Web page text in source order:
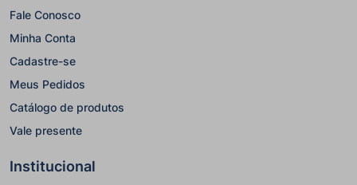
Fale Conosco
Minha Conta
Cadastre-se
Meus Pedidos
Catálogo de produtos
Vale presente
Institucional